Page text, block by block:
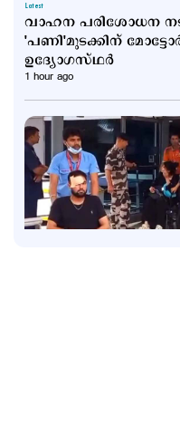
Latest
വാഹന പരിശോധന
'പണി'മുടക്കിന്
ഉദ്യോഗസ്ഥര്‍
1 hour ago